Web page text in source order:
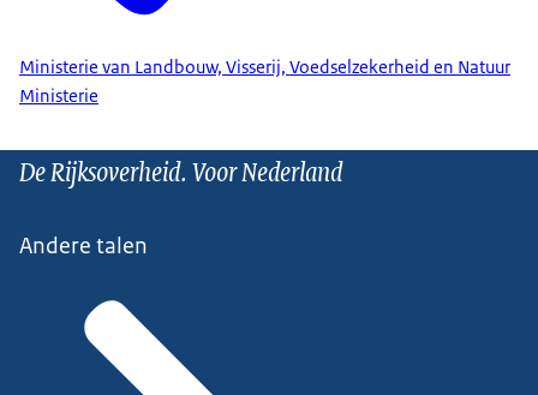
Ministerie van Landbouw, Visserij, Voedselzekerheid en Natuur
Ministerie
De Rijksoverheid. Voor Nederland
Andere talen